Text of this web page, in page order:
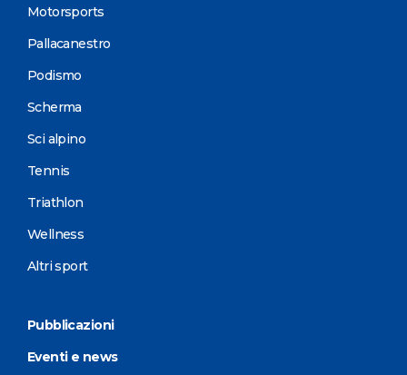
Motorsports
Pallacanestro
Podismo
Scherma
Sci alpino
Tennis
Triathlon
Wellness
Altri sport
Pubblicazioni
Eventi e news